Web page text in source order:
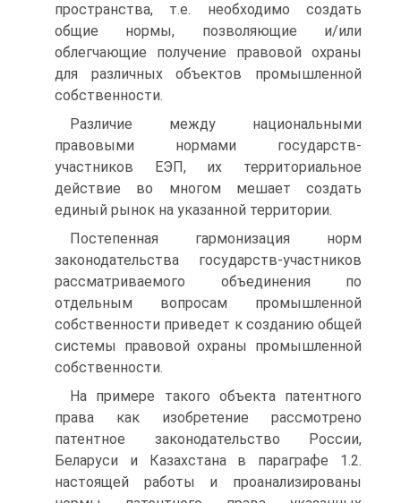
пространства, т.е. необходимо создать
общие нормы, позволяющие и/или
облегчающие получение правовой охраны
для различных объектов промышленной
собственности.
Различие между национальными
правовыми нормами государств-
участников ЕЭП, их территориальное
действие во многом мешает создать
единый рынок на указанной территории.
Постепенная гармонизация норм
законодательства государств-участников
рассматриваемого объединения по
отдельным вопросам промышленной
собственности приведет к созданию общей
системы правовой охраны промышленной
собственности.
На примере такого объекта патентного
права как изобретение рассмотрено
патентное законодательство России,
Беларуси и Казахстана в параграфе 1.2.
настоящей работы и проанализированы